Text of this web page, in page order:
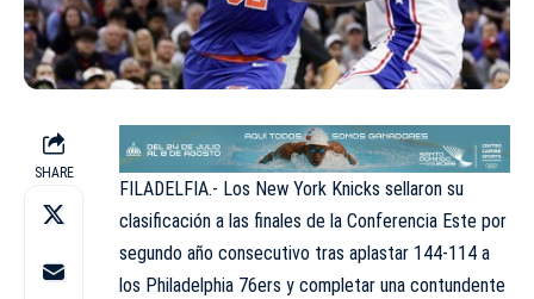
SHARE
FILADELFIA.- Los New York Knicks sellaron su
clasificación a las finales de la Conferencia Este por
segundo año consecutivo tras aplastar 144-114 a
los Philadelphia 76ers y completar una contundente